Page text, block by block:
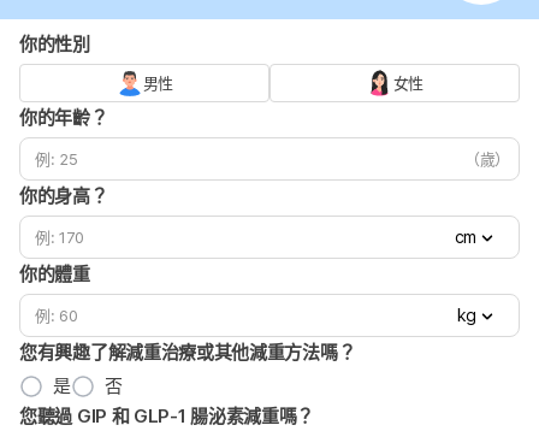
你的性別
男性 女性
你的年齡？
（歲）
你的身高？
cm
你的體重
kg
您有興趣了解減重治療或其他減重方法嗎？
是
否
您聽過 GIP 和 GLP-1 腸泌素減重嗎？